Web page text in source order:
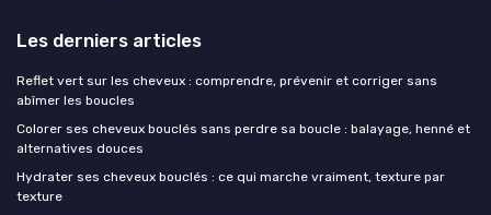
Les derniers articles
Reflet vert sur les cheveux : comprendre, prévenir et corriger sans
abîmer les boucles
Colorer ses cheveux bouclés sans perdre sa boucle : balayage, henné et
alternatives douces
Hydrater ses cheveux bouclés : ce qui marche vraiment, texture par
texture